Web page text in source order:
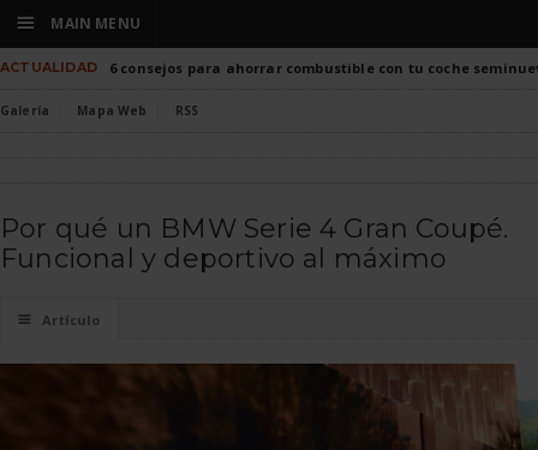
ACTUALIDAD 6 consejos para ahorrar combustible con tu coche
Galería Mapa Web RSS
Por qué un BMW Serie 4 Gran Coupé.
Funcional y deportivo al máximo
☰ Artículo
☰ MAIN MENU